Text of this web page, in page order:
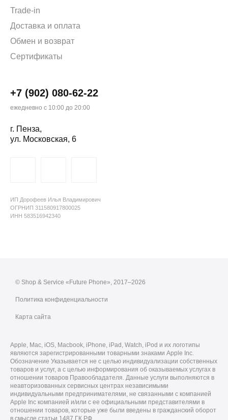
Trade-in
Доставка и оплата
Обмен и возврат
Сертификаты
+7 (902) 080-62-22
ежедневно с 10:00 до 20:00
г. Пенза,
ул. Московская, 6
ИП Дорофеев Илья Владимирович
ОГРНИП 311580917800025
ИНН 583516942340
© Shop & Service «Future Phone», 2017–2026
Политика конфиденциальности
Карта сайта
Apple, Mac, iOS, Macbook, iPhone, iPad, Watch, iPod и их логотипы
являются зарегистрированными товарными знаками Apple Inc.
Обозначение Указывается не с целью индивидуализации собственных
товаров и услуг, а с целью информирования об оказываемых услугах в
отношении товаров Правообладателя. Данные услуги выполняются в
неавторизованных сервисных центрах независимыми
индивидуальными предпринимателями, не связанными с компанией
Apple Inc компанией и/или с ее официальными представителями в
отношении товаров, которые уже были введены в гражданский оборот
в смысле статьи 1487 ГК РФ.